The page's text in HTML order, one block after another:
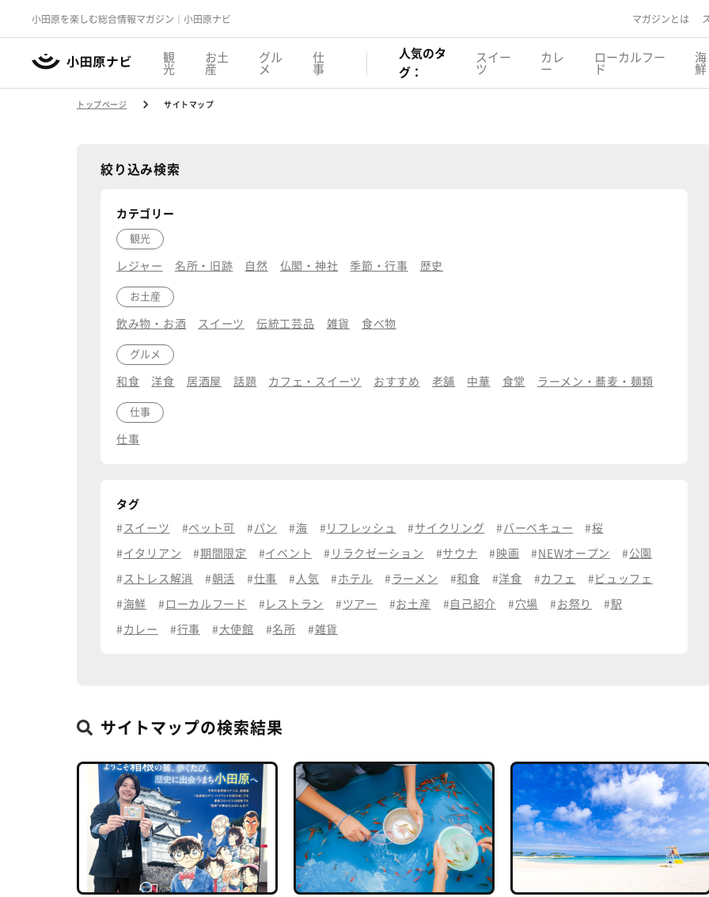
小田原を楽しむ総合情報マガジン｜小田原ナビ マガジンとは
観
光
お土
産
グル
メ
仕
事
人気のタ
グ：
スイー
ツ
カレ
ー
ローカルフー
ド
海
鮮
トップページ サイトマップ
絞り込み検索
カテゴリー
観光
レジャー 名所・旧跡 自然 仏閣・神社 季節・行事 歴史
お土産
飲み物・お酒 スイーツ 伝統工芸品 雑貨 食べ物
グルメ
和食 洋食 居酒屋 話題 カフェ・スイーツ おすすめ 老舗 中華 食堂 ラーメン・蕎麦・麺類
仕事
仕事
タグ
スイーツ ペット可 パン 海 リフレッシュ サイクリング バーベキュー 桜
イタリアン 期間限定 イベント リラクゼーション サウナ 映画 NEWオープン 公園
ストレス解消 朝活 仕事 人気 ホテル ラーメン 和食 洋食 カフェ ビュッフェ
海鮮 ローカルフード レストラン ツアー お土産 自己紹介 穴場 お祭り 駅
カレー 行事 大使館 名所 雑貨
サイトマップの検索結果